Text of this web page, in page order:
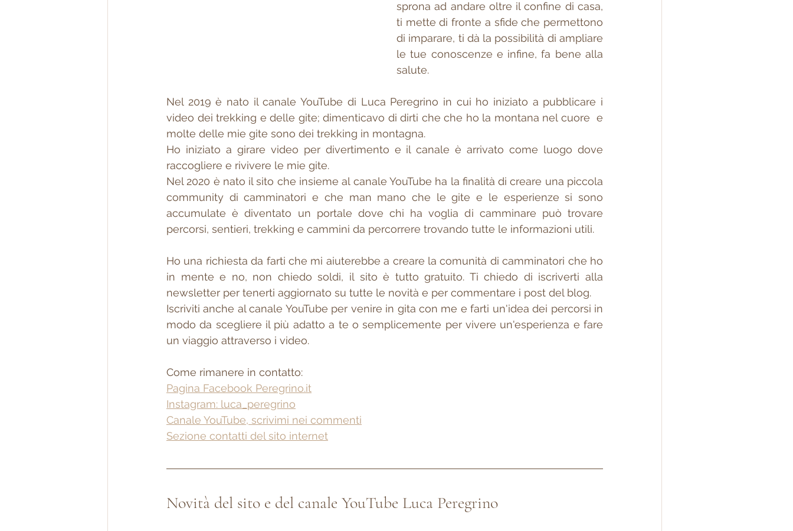
sprona ad andare oltre il confine di casa,
ti mette di fronte a sfide che permettono
di imparare, ti dà la possibilità di ampliare
le tue conoscenze e infine, fa bene alla
salute.
Nel 2019 è nato il canale YouTube di Luca Peregrino in cui ho iniziato a pubblicare i
video dei trekking e delle gite; dimenticavo di dirti che che ho la montana nel cuore  e
molte delle mie gite sono dei trekking in montagna.
Ho iniziato a girare video per divertimento e il canale è arrivato come luogo dove
raccogliere e rivivere le mie gite.
Nel 2020 è nato il sito che insieme al canale YouTube ha la finalità di creare una piccola
community di camminatori e che man mano che le gite e le esperienze si sono
accumulate è diventato un portale dove chi ha voglia di camminare può trovare
percorsi, sentieri, trekking e cammini da percorrere trovando tutte le informazioni utili.
Ho una richiesta da farti che mi aiuterebbe a creare la comunità di camminatori che ho
in mente e no, non chiedo soldi, il sito è tutto gratuito. Ti chiedo di iscriverti alla
newsletter per tenerti aggiornato su tutte le novità e per commentare i post del blog.
Iscriviti anche al canale YouTube per venire in gita con me e farti un'idea dei percorsi in
modo da scegliere il più adatto a te o semplicemente per vivere un'esperienza e fare
un viaggio attraverso i video.
Come rimanere in contatto:
Pagina Facebook Peregrino.it
Instagram: luca_peregrino
Canale YouTube, scrivimi nei commenti
Sezione contatti del sito internet
Novità del sito e del canale YouTube Luca Peregrino